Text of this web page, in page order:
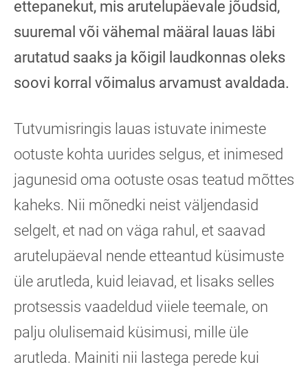
ettepanekut, mis arutelupäevale jõudsid,
suuremal või vähemal määral lauas läbi
arutatud saaks ja kõigil laudkonnas oleks
soovi korral võimalus arvamust avaldada.
Tutvumisringis lauas istuvate inimeste
ootuste kohta uurides selgus, et inimesed
jagunesid oma ootuste osas teatud mõttes
kaheks. Nii mõnedki neist väljendasid
selgelt, et nad on väga rahul, et saavad
arutelupäeval nende etteantud küsimuste
üle arutleda, kuid leiavad, et lisaks selles
protsessis vaadeldud viiele teemale, on
palju olulisemaid küsimusi, mille üle
arutleda. Mainiti nii lastega perede kui